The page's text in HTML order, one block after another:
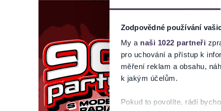
Zodpovědné používání
My a naši 1022 partneři
pro uchování a přístup k
měření reklam a obsahu,
k jakým účelům.
Pokud to povolíte, rádi